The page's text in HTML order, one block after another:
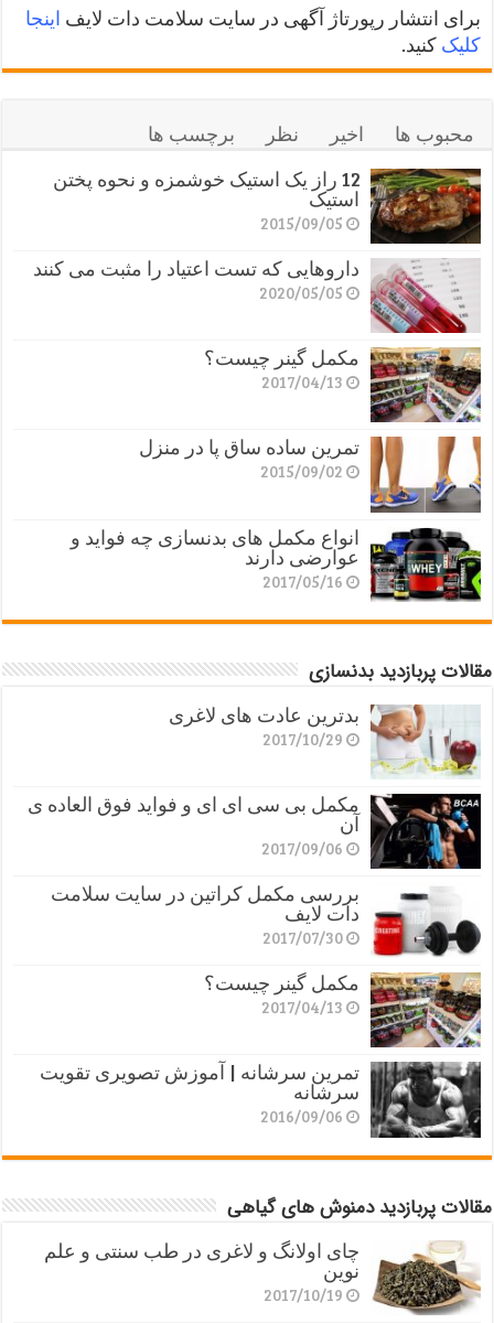
برای انتشار رپورتاژ آگهی در سایت سلامت دات لایف اینجا
کلیک کنید.
محبوب ها اخیر نظر
برچسب ها
12 راز یک استیک خوشمزه و نحوه پختن
استیک
2015/09/05
داروهایی که تست اعتیاد را مثبت می کنند
2020/05/05
مکمل گینر چیست؟
2017/04/13
تمرین ساده ساق پا در منزل
2015/09/02
انواع مکمل های بدنسازی چه فواید و
عوارضی دارند
2017/05/16
مقالات پربازدید بدنسازی
بدترین عادت های لاغری
2017/10/29
مکمل بی سی ای ای و فواید فوق العاده ی
آن
2017/09/06
بررسی مکمل کراتین در سایت سلامت
دات لایف
2017/07/30
مکمل گینر چیست؟
2017/04/13
تمرین سرشانه | آموزش تصویری تقویت
سرشانه
2016/09/06
مقالات پربازدید دمنوش های گیاهی
چای اولانگ و لاغری در طب سنتی و علم
نوین
2017/10/19